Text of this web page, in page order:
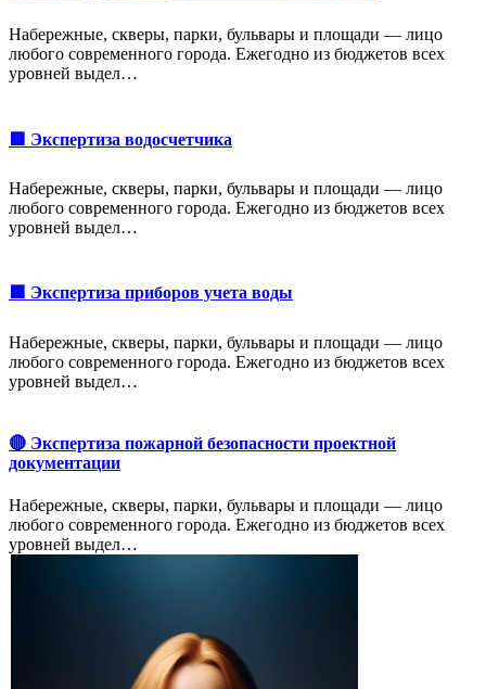
Набережные, скверы, парки, бульвары и площади — лицо
любого современного города. Ежегодно из бюджетов всех
уровней выдел…
🟥 Экспертиза водосчетчика
Набережные, скверы, парки, бульвары и площади — лицо
любого современного города. Ежегодно из бюджетов всех
уровней выдел…
🟩 Экспертиза приборов учета воды
Набережные, скверы, парки, бульвары и площади — лицо
любого современного города. Ежегодно из бюджетов всех
уровней выдел…
🔴 Экспертиза пожарной безопасности проектной
документации
Набережные, скверы, парки, бульвары и площади — лицо
любого современного города. Ежегодно из бюджетов всех
уровней выдел…